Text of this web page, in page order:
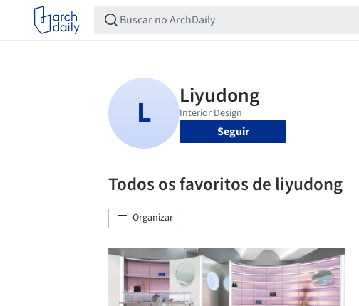
Seguir
Todos os favoritos de liyudong
Organizar